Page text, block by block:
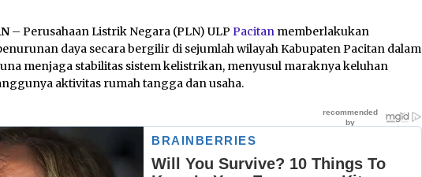
– Perusahaan Listrik Negara (PLN) ULP Pacitan memberlakukan
daya secara bergilir di sejumlah wilayah Kabupaten Pacitan dalam
menjaga stabilitas sistem kelistrikan, menyusul maraknya keluhan
aktivitas rumah tangga dan usaha.